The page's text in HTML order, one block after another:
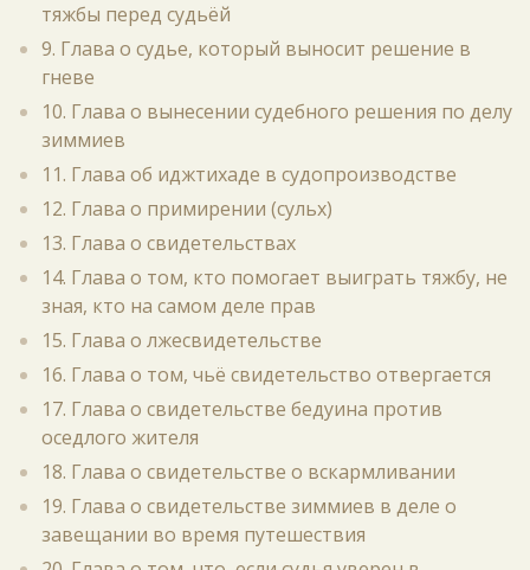
тяжбы перед судьёй
9. Глава о судье, который выносит решение в
гневе
10. Глава о вынесении судебного решения по делу
зиммиев
11. Глава об иджтихаде в судопроизводстве
12. Глава о примирении (сульх)
13. Глава о свидетельствах
14. Глава о том, кто помогает выиграть тяжбу, не
зная, кто на самом деле прав
15. Глава о лжесвидетельстве
16. Глава о том, чьё свидетельство отвергается
17. Глава о свидетельстве бедуина против
оседлого жителя
18. Глава о свидетельстве о вскармливании
19. Глава о свидетельстве зиммиев в деле о
завещании во время путешествия